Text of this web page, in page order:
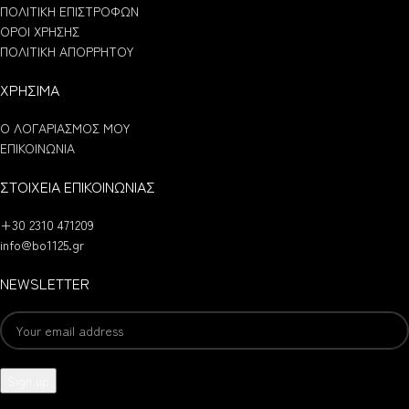
ΠΟΛΙΤΙΚΗ ΕΠΙΣΤΡΟΦΩΝ
ΟΡΟΙ ΧΡΗΣΗΣ
ΠΟΛΙΤΙΚΗ ΑΠΟΡΡΗΤΟΥ
ΧΡΗΣΙΜΑ
Ο ΛΟΓΑΡΙΑΣΜΟΣ ΜΟΥ
ΕΠΙΚΟΙΝΩΝΙΑ
ΣΤΟΙΧΕΙΑ ΕΠΙΚΟΙΝΩΝΙΑΣ
+30 2310 471209
info@bo1125.gr
NEWSLETTER